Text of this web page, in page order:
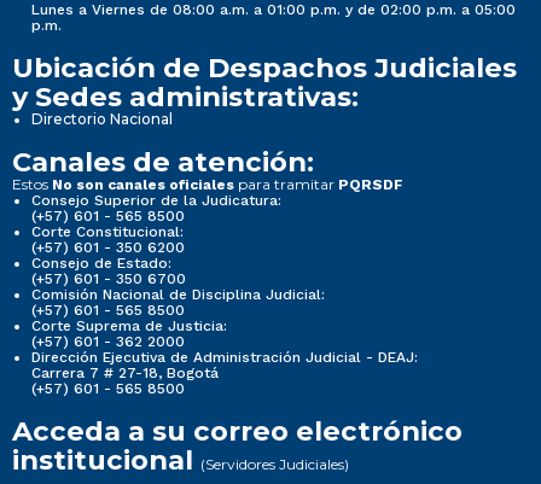
Lunes a Viernes de 08:00 a.m. a 01:00 p.m. y de 02:00 p.m. a 05:00
p.m.
Ubicación de Despachos Judiciales
y Sedes administrativas:
Directorio Nacional
Canales de atención:
Estos No son canales oficiales para tramitar PQRSDF
Consejo Superior de la Judicatura:
(+57) 601 - 565 8500
Corte Constitucional:
(+57) 601 - 350 6200
Consejo de Estado:
(+57) 601 - 350 6700
Comisión Nacional de Disciplina Judicial:
(+57) 601 - 565 8500
Corte Suprema de Justicia:
(+57) 601 - 362 2000
Dirección Ejecutiva de Administración Judicial - DEAJ:
Carrera 7 # 27-18, Bogotá
(+57) 601 - 565 8500
Acceda a su correo electrónico
institucional (Servidores Judiciales)